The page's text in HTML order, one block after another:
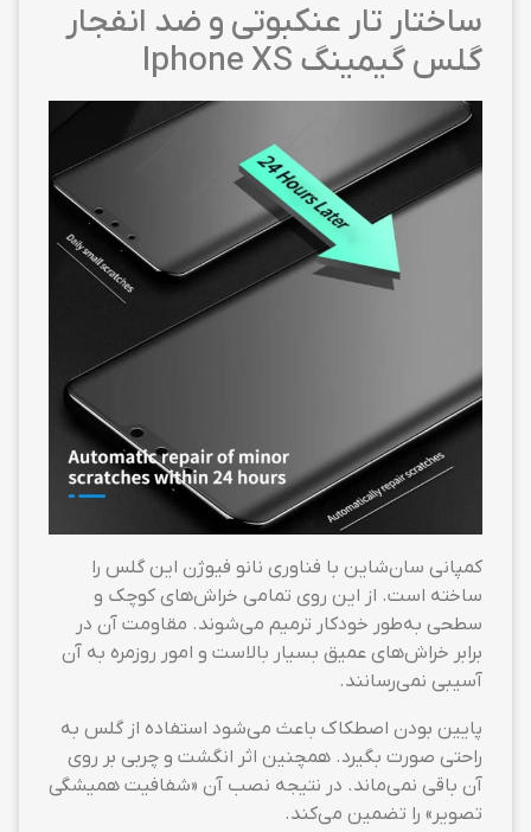
ساختار تار عنکبوتی و ضد انفجار
گلس گیمینگ Iphone XS
کمپانی سان‌شاین با فناوری نانو فیوژن این گلس را
ساخته است. از این روی تمامی خراش‌های کوچک و
سطحی به‌طور خودکار ترمیم می‌شوند. مقاومت آن در
برابر خراش‌های عمیق بسیار بالاست و امور روزمره به آن
آسیبی نمی‌رسانند.
پایین بودن اصطکاک باعث می‌شود استفاده از گلس به
راحتی صورت بگیرد. همچنین اثر انگشت و چربی بر روی
آن باقی نمی‌ماند. در نتیجه نصب آن «شفافیت همیشگی
تصویر» را تضمین می‌کند.